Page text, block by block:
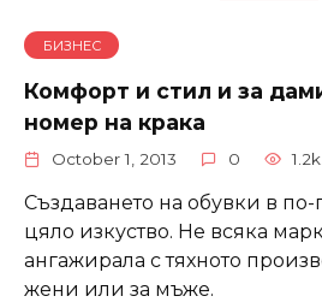
БИЗНЕС
Комфорт и стил и за
номер на крака
October 1, 2013 0 1.2k.
Създаването на обувки в
цяло изкуство. Не всяка
ангажирала с тяхното
жени или за мъже.